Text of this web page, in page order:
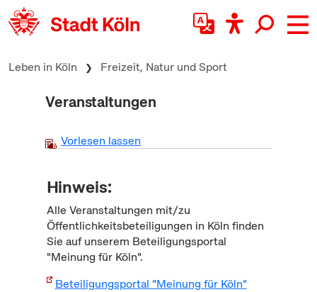
zum Inhalt springen
Leben in Köln Freizeit, Natur und Sport
Veranstaltungen
Vorlesen lassen
Hinweis:
Alle Veranstaltungen mit/zu
Öffentlichkeitsbeteiligungen in Köln finden
Sie auf unserem Beteiligungsportal
"Meinung für Köln".
Beteiligungsportal "Meinung für Köln"